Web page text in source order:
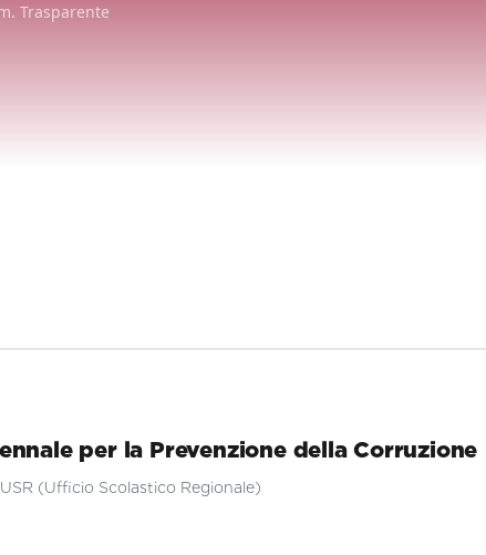
Trasparente
per la Prevenzione della Corruzione
(Ufficio Scolastico Regionale)